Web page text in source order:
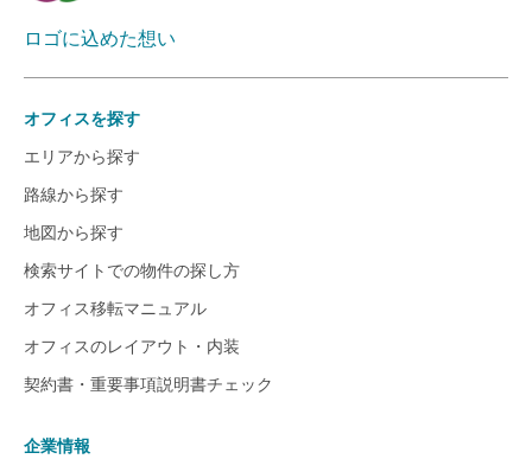
ロゴに込めた想い
オフィスを探す
エリアから探す
路線から探す
地図から探す
検索サイトでの物件の探し方
オフィス移転マニュアル
オフィスのレイアウト・内装
契約書・重要事項説明書チェック
企業情報